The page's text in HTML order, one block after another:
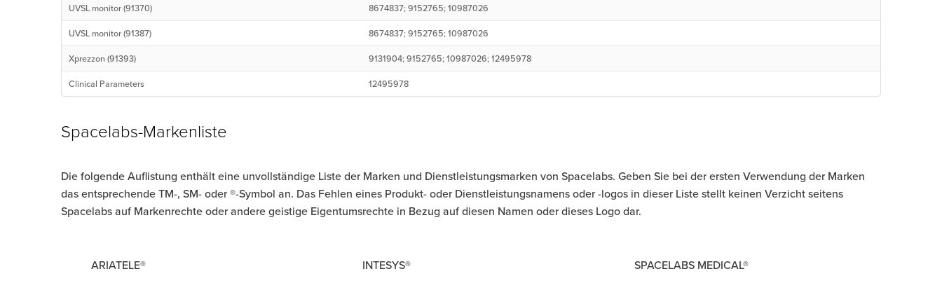
UVSL monitor (91370)
8674837; 9152765; 10987026
UVSL monitor (91387)
8674837; 9152765; 10987026
Xprezzon (91393)
9131904; 9152765; 10987026; 12495978
Clinical Parameters
12495978
Spacelabs-Markenliste
Die folgende Auflistung enthält eine unvollständige Liste der Marken und Dienstleistungsmarken von Spacelabs. Geben Sie bei der ersten Verwendung der Marken
das entsprechende TM-, SM- oder ®-Symbol an. Das Fehlen eines Produkt- oder Dienstleistungsnamens oder -logos in dieser Liste stellt keinen Verzicht seitens
Spacelabs auf Markenrechte oder andere geistige Eigentumsrechte in Bezug auf diesen Namen oder dieses Logo dar.
ARIATELE®
INTESYS®
SPACELABS MEDICAL®